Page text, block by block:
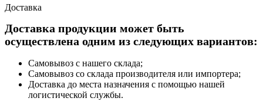
Доставка
Доставка продукции может быть
осуществлена одним из следующих вариантов:
Самовывоз с нашего склада;
Самовывоз со склада производителя или импортера;
Доставка до места назначения с помощью нашей
логистической службы.